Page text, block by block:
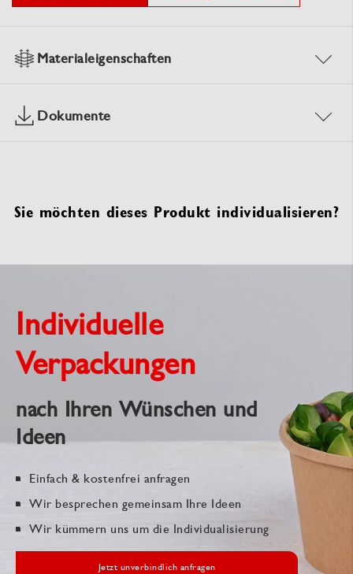
Materialeigenschaften
Dokumente
Sie möchten dieses Produkt individualisieren?
Individuelle
Verpackungen
nach Ihren Wünschen und
Ideen
Einfach & kostenfrei anfragen
Wir besprechen gemeinsam Ihre Ideen
Wir kümmern uns um die Individualisierung
Jetzt unverbindlich anfragen